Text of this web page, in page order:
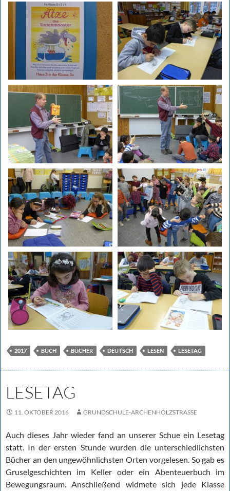
2017 BUCH BÜCHER DEUTSCH LESEN LESETAG
LESETAG
11. OKTOBER 2016 GRUNDSCHULE-ARCHENHOLZSTRASSE
Auch dieses Jahr wieder fand an unserer Schue ein Lesetag
statt. In der ersten Stunde wurden die unterschiedlichsten
Bücher an den ungewöhnlichsten Orten vorgelesen. So gab es
Gruselgeschichten im Keller oder ein Abenteuerbuch im
Bewegungsraum. Anschließend widmete sich jede Klasse